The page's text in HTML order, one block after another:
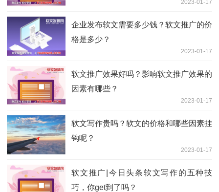
2023-01-17
企业发布软文需要多少钱？软文推广的价
格是多少？
2023-01-17
软文推广效果好吗？影响软文推广效果的
因素有哪些？
2023-01-17
软文写作贵吗？软文的价格和哪些因素挂
钩呢？
2023-01-17
软文推广|今日头条软文写作的五种技
巧，你get到了吗？